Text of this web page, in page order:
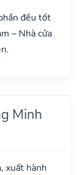
đều tốt
– Nhà cửa
Minh
xuất hành